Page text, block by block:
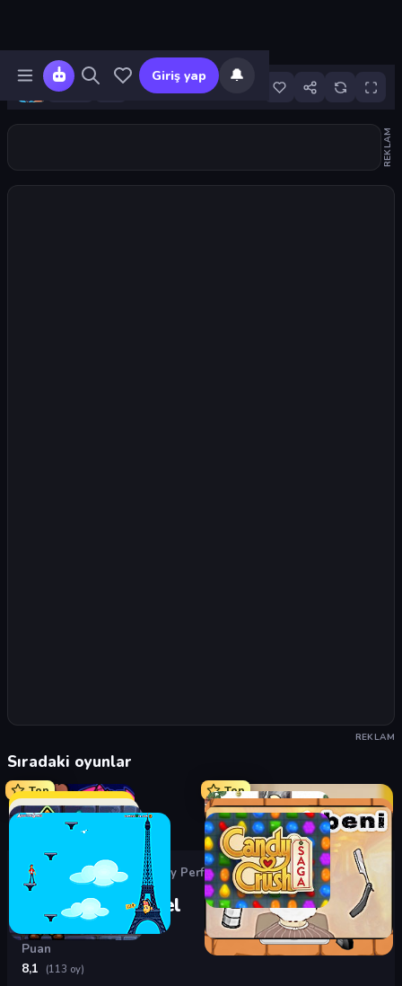
Giriş yap 🔔
92
REKLAM
REKLAM
Sıradaki oyunlar
Top Top
Oyunlar Beceri Oyunları My Perfect Hotel
My Perfect Hotel
Puan
8,1
(113 oy)